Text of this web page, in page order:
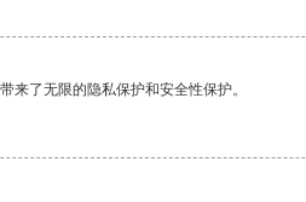
来了无限的隐私保护和安全性保护。